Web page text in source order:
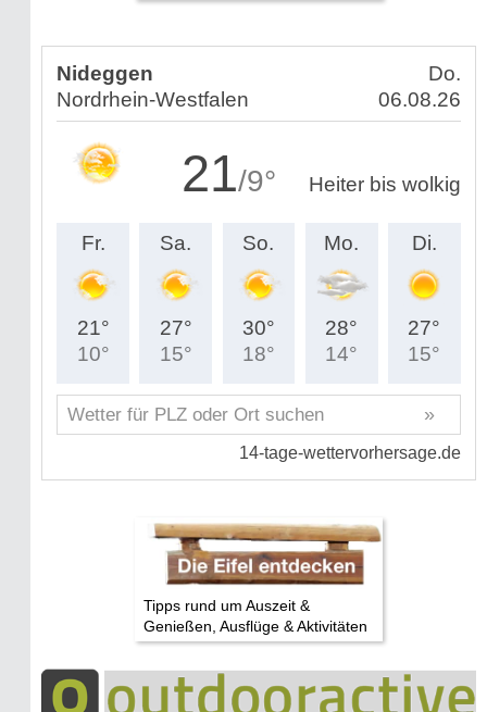
Tipps rund um Auszeit &
Genießen, Ausflüge & Aktivitäten